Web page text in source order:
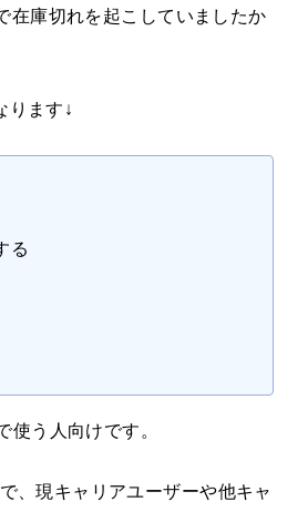
在庫切れを起こしていましたか
ります↓
る
う人向けです。
、現キャリアユーザーや他キャ